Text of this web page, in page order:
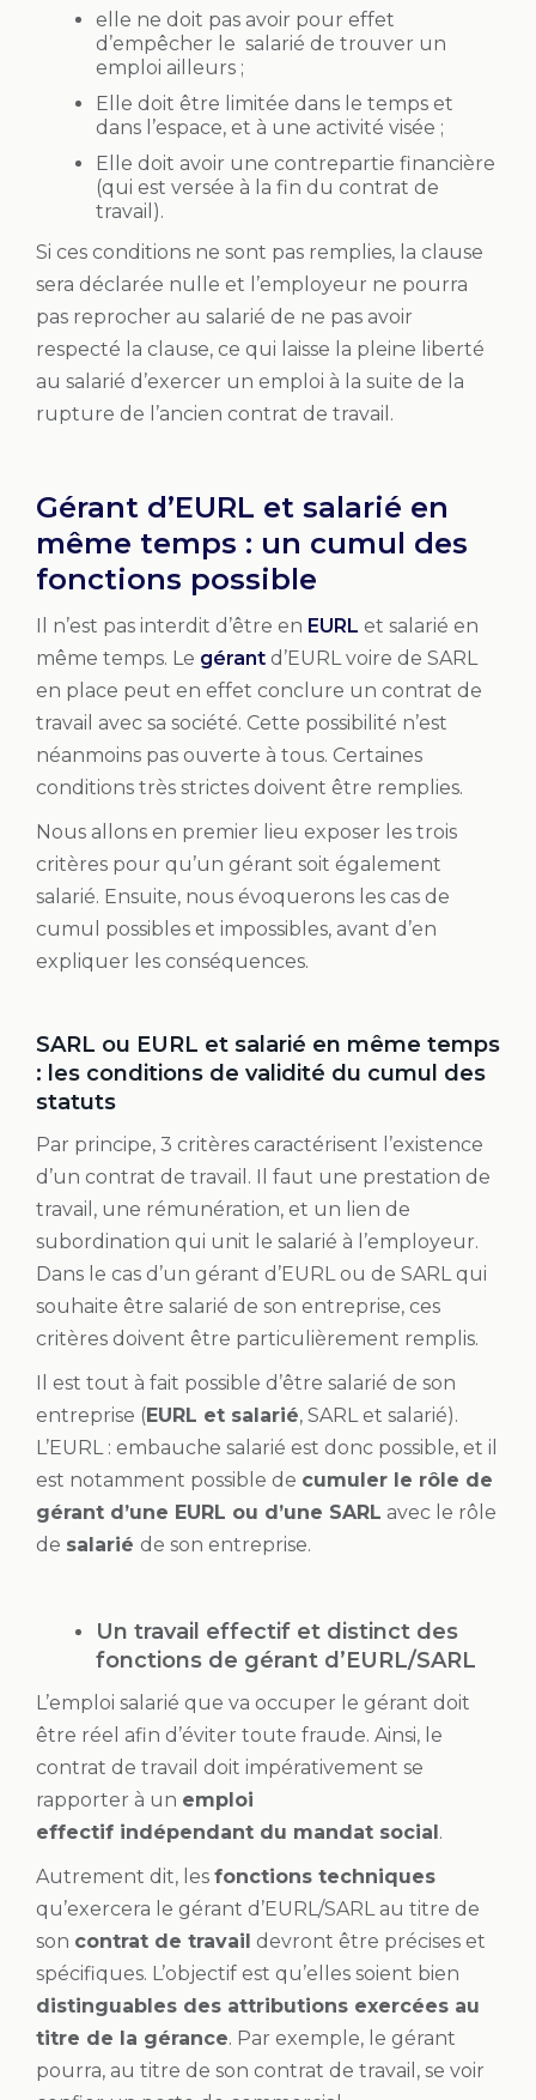
elle ne doit pas avoir pour effet
d’empêcher le salarié de trouver un
emploi ailleurs ;
Elle doit être limitée dans le temps et
dans l’espace, et à une activité visée ;
Elle doit avoir une contrepartie financière
(qui est versée à la fin du contrat de
travail).
Si ces conditions ne sont pas remplies, la clause
sera déclarée nulle et l’employeur ne pourra
pas reprocher au salarié de ne pas avoir
respecté la clause, ce qui laisse la pleine liberté
au salarié d’exercer un emploi à la suite de la
rupture de l’ancien contrat de travail.
Gérant d’EURL et salarié en
même temps : un cumul des
fonctions possible
Il n’est pas interdit d’être en EURL et salarié en
même temps. Le gérant d’EURL voire de SARL
en place peut en effet conclure un contrat de
travail avec sa société. Cette possibilité n’est
néanmoins pas ouverte à tous. Certaines
conditions très strictes doivent être remplies.
Nous allons en premier lieu exposer les trois
critères pour qu’un gérant soit également
salarié. Ensuite, nous évoquerons les cas de
cumul possibles et impossibles, avant d’en
expliquer les conséquences.
SARL ou EURL et salarié en même temps
: les conditions de validité du cumul des
statuts
Par principe, 3 critères caractérisent l’existence
d’un contrat de travail. Il faut une prestation de
travail, une rémunération, et un lien de
subordination qui unit le salarié à l’employeur.
Dans le cas d’un gérant d’EURL ou de SARL qui
souhaite être salarié de son entreprise, ces
critères doivent être particulièrement remplis.
Il est tout à fait possible d’être salarié de son
entreprise (EURL et salarié, SARL et salarié).
L’EURL : embauche salarié est donc possible, et il
est notamment possible de cumuler le rôle de
gérant d’une EURL ou d’une SARL avec le rôle
de salarié de son entreprise.
Un travail effectif et distinct des
fonctions de gérant d’EURL/SARL
L’emploi salarié que va occuper le gérant doit
être réel afin d’éviter toute fraude. Ainsi, le
contrat de travail doit impérativement se
rapporter à un emploi
effectif indépendant du mandat social.
Autrement dit, les fonctions techniques
qu’exercera le gérant d’EURL/SARL au titre de
son contrat de travail devront être précises et
spécifiques. L’objectif est qu’elles soient bien
distinguables des attributions exercées au
titre de la gérance. Par exemple, le gérant
pourra, au titre de son contrat de travail, se voir